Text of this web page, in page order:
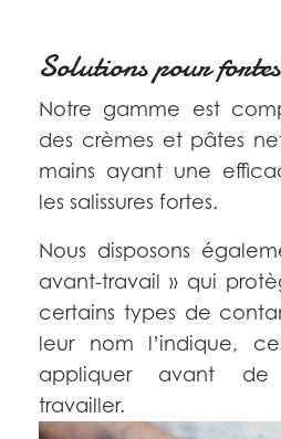
Solutions pour
Notre gamme est
des crèmes et pâtes
mains ayant une
les salissures fortes.
Nous disposons
avant-travail » qui
certains types de
leur nom l’indique,
appliquer avant
travailler.